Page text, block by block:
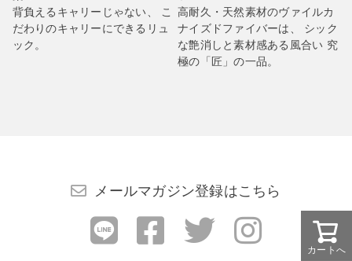
カートへ
背負えるキャリーじゃない、 こ
だわりのキャリーにできるリュ
ック。
高耐久・天然素材のヴァイルカ
ナイズドファイバーは、 シック
な艶消しと素材感ある風合い 究
極の「匠」の一品。
メールマガジン登録はこちら